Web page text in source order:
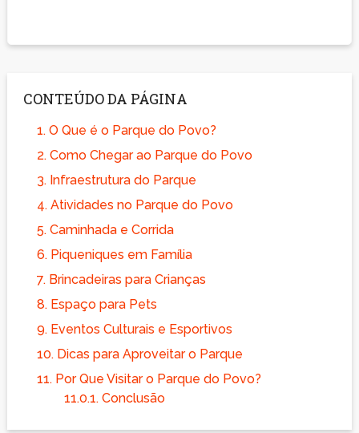
CONTEÚDO DA PÁGINA
1.O Que é o Parque do Povo?
2.Como Chegar ao Parque do Povo
3.Infraestrutura do Parque
4.Atividades no Parque do Povo
5.Caminhada e Corrida
6.Piqueniques em Família
7.Brincadeiras para Crianças
8.Espaço para Pets
9.Eventos Culturais e Esportivos
10.Dicas para Aproveitar o Parque
11.Por Que Visitar o Parque do Povo?
11.0.1.Conclusão